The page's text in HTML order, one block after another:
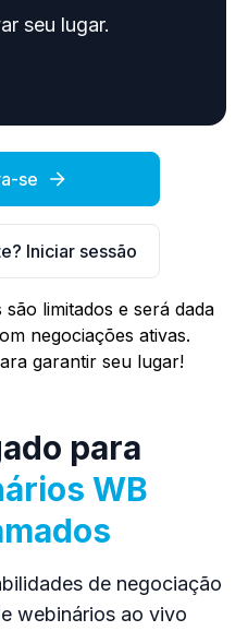
seu lugar.
se
Iniciar sessão
são limitados e será dada
negociações ativas.
garantir seu lugar!
para
WB
de negociação
webinários ao vivo